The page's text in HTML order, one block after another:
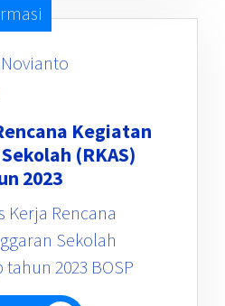
Kegiatan
(RKAS)
2023
Kerja Rencana
Sekolah
tahun 2023 BOSP